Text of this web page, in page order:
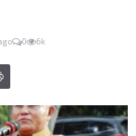
0 6k